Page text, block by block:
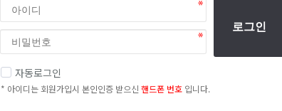
로그인
자동로그인
* 아이디는 회원가입시 본인인증 받으신 핸드폰 번호 입니다.